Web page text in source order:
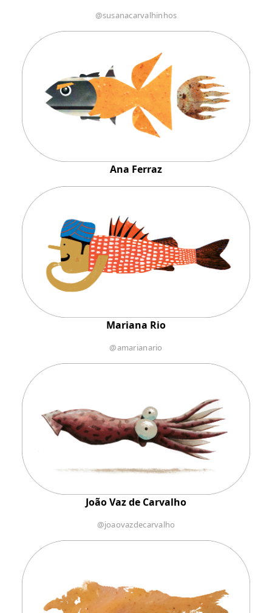
@susanacarvalhinhos
Ana Ferraz
Mariana Rio
@amarianario
João Vaz de Carvalho
@joaovazdecarvalho